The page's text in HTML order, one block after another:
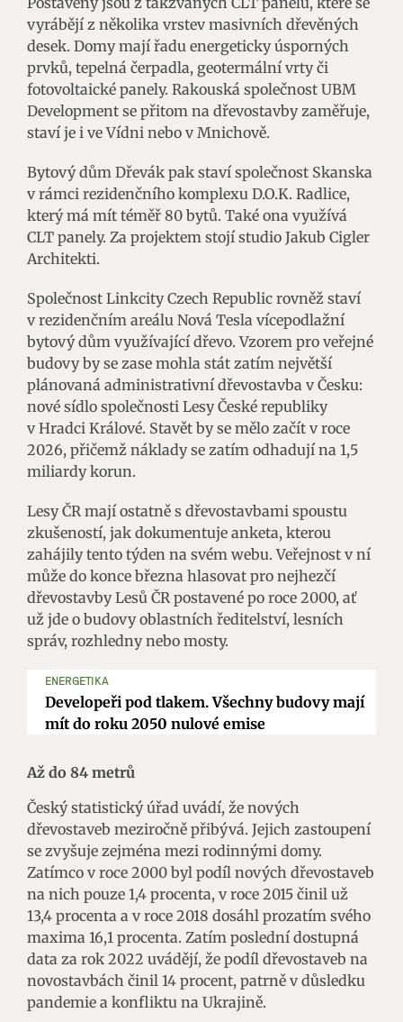
vyrábějí z několika vrstev masivních dřevěných
desek. Domy mají řadu energeticky úsporných
prvků, tepelná čerpadla, geotermální vrty či
fotovoltaické panely. Rakouská společnost UBM
Development se přitom na dřevostavby zaměřuje,
staví je i ve Vídni nebo v Mnichově.
Bytový dům Dřevák pak staví společnost Skanska
v rámci rezidenčního komplexu D.O.K. Radlice,
který má mít téměř 80 bytů. Také ona využívá
CLT panely. Za projektem stojí studio Jakub Cigler
Architekti.
Společnost Linkcity Czech Republic rovněž staví
v rezidenčním areálu Nová Tesla vícepodlažní
bytový dům využívající dřevo. Vzorem pro veřejné
budovy by se zase mohla stát zatím největší
plánovaná administrativní dřevostavba v Česku:
nové sídlo společnosti Lesy České republiky
v Hradci Králové. Stavět by se mělo začít v roce
2026, přičemž náklady se zatím odhadují na 1,5
miliardy korun.
Lesy ČR mají ostatně s dřevostavbami spoustu
zkušeností, jak dokumentuje anketa, kterou
zahájily tento týden na svém webu. Veřejnost v ní
může do konce března hlasovat pro nejhezčí
dřevostavby Lesů ČR postavené po roce 2000, ať
už jde o budovy oblastních ředitelství, lesních
správ, rozhledny nebo mosty.
ENERGETIKA
Developeři pod tlakem. Všechny budovy mají
mít do roku 2050 nulové emise
Až do 84 metrů
Český statistický úřad uvádí, že nových
dřevostaveb meziročně přibývá. Jejich zastoupení
se zvyšuje zejména mezi rodinnými domy.
Zatímco v roce 2000 byl podíl nových dřevostaveb
na nich pouze 1,4 procenta, v roce 2015 činil už
13,4 procenta a v roce 2018 dosáhl prozatím svého
maxima 16,1 procenta. Zatím poslední dostupná
data za rok 2022 uvádějí, že podíl dřevostaveb na
novostavbách činil 14 procent, patrně v důsledku
pandemie a konfliktu na Ukrajině.